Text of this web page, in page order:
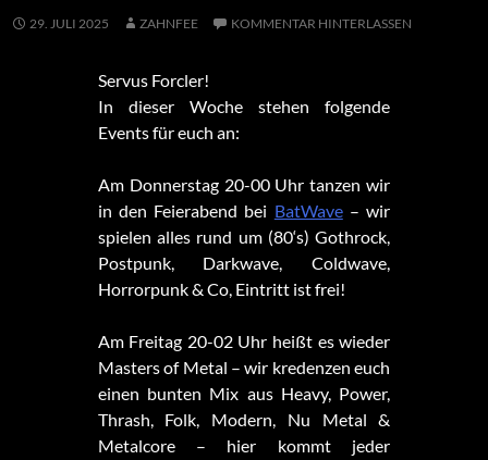
29. JULI 2025 ZAHNFEE KOMMENTAR HINTERLASSEN
Servus Forcler!
In dieser Woche stehen folgende
Events für euch an:
Am Donnerstag 20-00 Uhr tanzen wir
in den Feierabend bei BatWave– wir
spielen alles rund um (80‘s) Gothrock,
Postpunk, Darkwave, Coldwave,
Horrorpunk & Co, Eintritt ist frei!
Am Freitag 20-02 Uhr heißt es wieder
Masters of Metal – wir kredenzen euch
einen bunten Mix aus Heavy, Power,
Thrash, Folk, Modern, Nu Metal &
Metalcore – hier kommt jeder